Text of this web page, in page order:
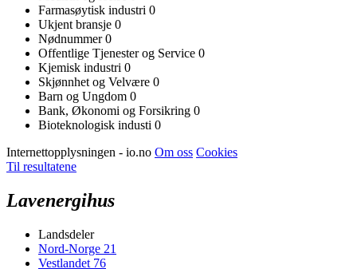
Farmasøytisk industri 0
Ukjent bransje 0
Nødnummer0
Offentlige Tjenester og Service 0
Kjemisk industri 0
Skjønnhet og Velvære 0
Barn og Ungdom 0
Bank, Økonomi og Forsikring 0
Bioteknologisk industi 0
Internettopplysningen - io.no Om oss Cookies
Til resultatene
Lavenergihus
Landsdeler
Nord-Norge 21
Vestlandet 76